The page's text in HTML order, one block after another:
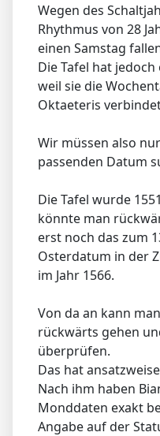
Wegen des
Rhythmus von 28
einen Samstag
Die Tafel hat
weil sie die
Oktaeteris
Wir müssen also
passenden Datum
Die Tafel wurde
könnte man
erst noch das zum
Osterdatum in der
im Jahr 1566.
Von da an kann
rückwärts gehen
überprüfen.
Das hat
Nach ihm haben
Monddaten exakt
Angabe auf der